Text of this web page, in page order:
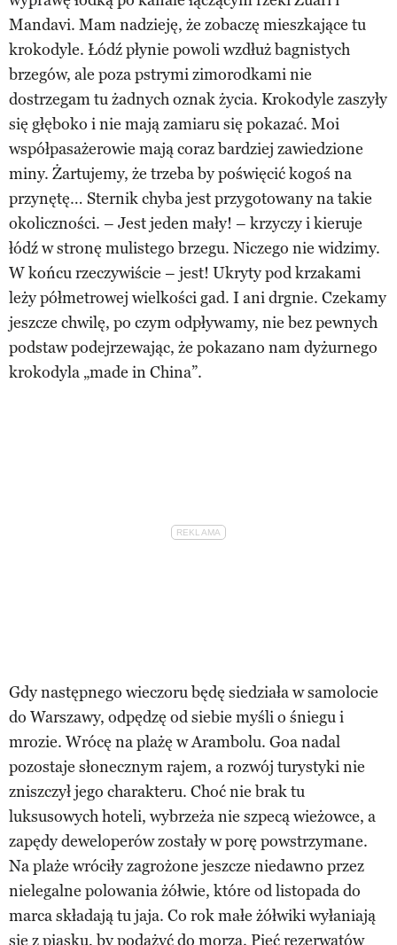
Mandavi. Mam nadzieję, że zobaczę mieszkające tu
krokodyle. Łódź płynie powoli wzdłuż bagnistych
brzegów, ale poza pstrymi zimorodkami nie
dostrzegam tu żadnych oznak życia. Krokodyle zaszyły
się głęboko i nie mają zamiaru się pokazać. Moi
współpasażerowie mają coraz bardziej zawiedzione
miny. Żartujemy, że trzeba by poświęcić kogoś na
przynętę… Sternik chyba jest przygotowany na takie
okoliczności. – Jest jeden mały! – krzyczy i kieruje
łódź w stronę mulistego brzegu. Niczego nie widzimy.
W końcu rzeczywiście – jest! Ukryty pod krzakami
leży półmetrowej wielkości gad. I ani drgnie. Czekamy
jeszcze chwilę, po czym odpływamy, nie bez pewnych
podstaw podejrzewając, że pokazano nam dyżurnego
krokodyla „made in China”.
Gdy następnego wieczoru będę siedziała w samolocie
do Warszawy, odpędzę od siebie myśli o śniegu i
mrozie. Wrócę na plażę w Arambolu. Goa nadal
pozostaje słonecznym rajem, a rozwój turystyki nie
zniszczył jego charakteru. Choć nie brak tu
luksusowych hoteli, wybrzeża nie szpecą wieżowce, a
zapędy deweloperów zostały w porę powstrzymane.
Na plaże wróciły zagrożone jeszcze niedawno przez
nielegalne polowania żółwie, które od listopada do
marca składają tu jaja. Co rok małe żółwiki wyłaniają
się z piasku, by podążyć do morza. Pięć rezerwatów